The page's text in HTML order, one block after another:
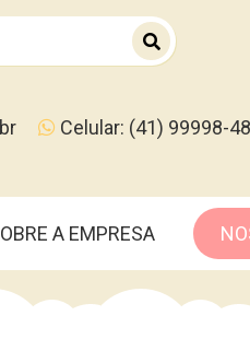
Celular: (41) 99998-
A EMPRESA